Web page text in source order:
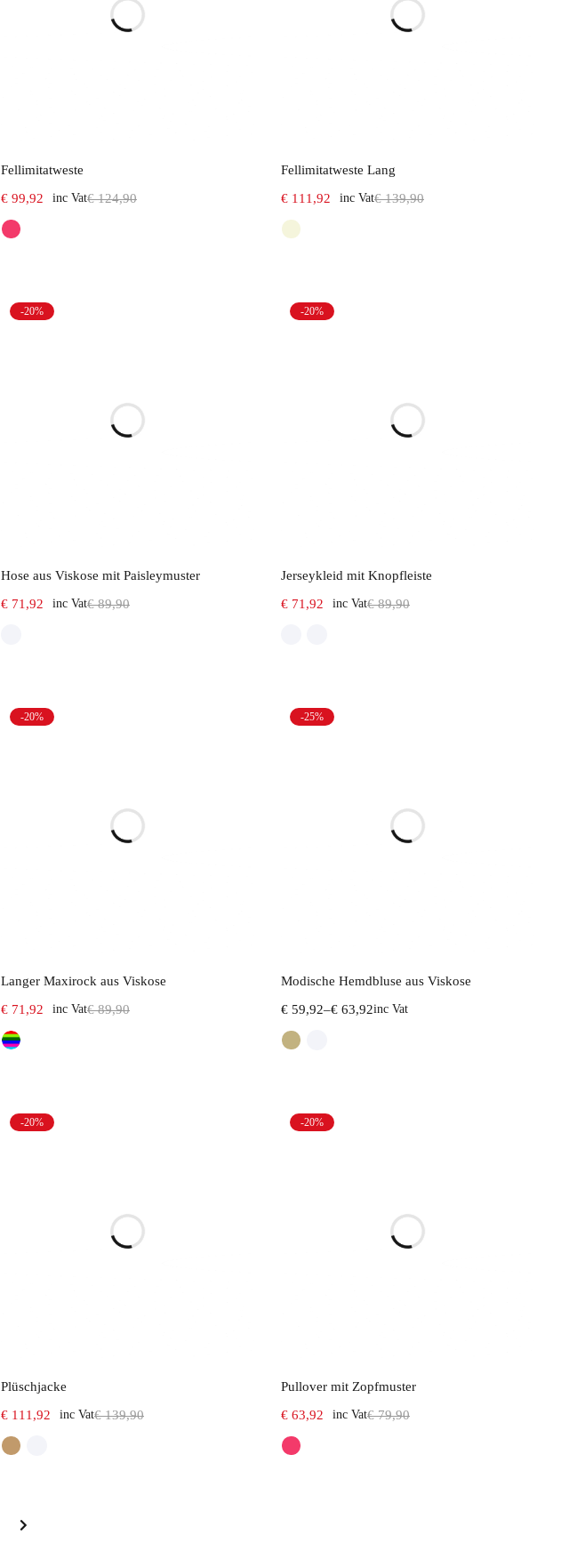
Fellimitatweste
€124,90
€ 99,92 inc Vat
Fellimitatweste Lang
€139,90
€ 111,92 inc Vat
-20%
Hose aus Viskose mit Paisleymuster
€89,90
€ 71,92 inc Vat
-20%
Jerseykleid mit Knopfleiste
€89,90
€ 71,92 inc Vat
-20%
Langer Maxirock aus Viskose
€89,90
€ 71,92 inc Vat
-25%
Modische Hemdbluse aus Viskose
€ 59,92–€ 63,92inc Vat
-20%
Plüschjacke
€139,90
€ 111,92 inc Vat
-20%
Pullover mit Zopfmuster
€79,90
€ 63,92 inc Vat